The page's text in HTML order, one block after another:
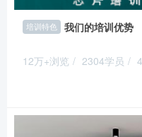
培训特色 我们的培训优势
12万+浏览 / 2304学员 /